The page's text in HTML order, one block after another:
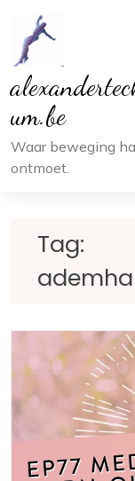
inhoud
um.be
Waar beweging
ontmoet.
Tag: